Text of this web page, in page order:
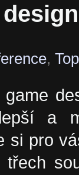
, Top
game
a
si pro